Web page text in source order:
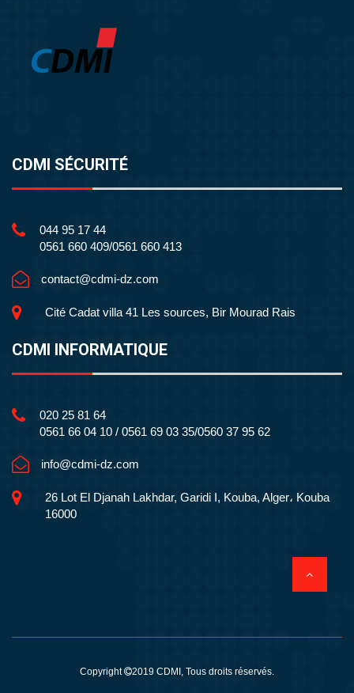
CDMI SÉCURITÉ
044 95 17 44
0561 660 409/0561 660 413
contact@cdmi-dz.com
Cité Cadat villa 41 Les sources, Bir Mourad Rais
CDMI INFORMATIQUE
020 25 81 64
0561 66 04 10 / 0561 69 03 35/0560 37 95 62
info@cdmi-dz.com
26 Lot El Djanah Lakhdar, Garidi I, Kouba, Alger، Kouba
16000
Copyright 2019 CDMI , Tous droits réservés.